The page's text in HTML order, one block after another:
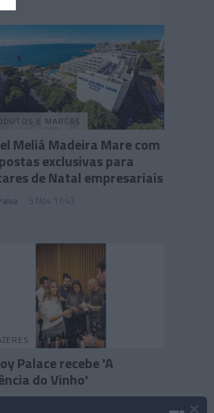
E MARCAS
Meliá Madeira Mare com
exclusivas para
de Natal empresariais
5 Nov 17:43
Palace recebe 'A
do Vinho'